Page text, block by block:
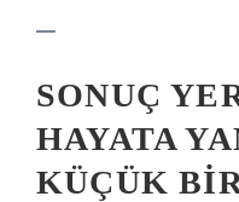
—
SONUÇ
HAYATA
KÜÇÜK